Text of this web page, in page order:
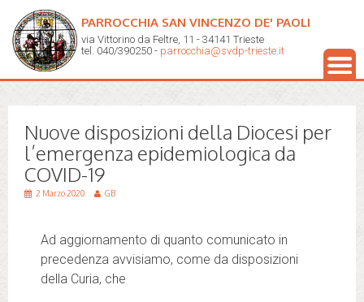
PARROCCHIA SAN VINCENZO DE' PAOLI
via Vittorino da Feltre, 11 - 34141 Trieste
tel. 040/390250 - parrocchia@svdp-trieste.it
Nuove disposizioni della Diocesi per
l’emergenza epidemiologica da
COVID-19
2 Marzo 2020 GB
Ad aggiornamento di quanto comunicato in
precedenza avvisiamo, come da disposizioni
della Curia, che